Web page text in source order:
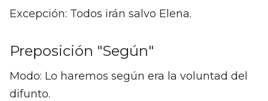
Excepción: Todos irán salvo Elena.
Preposición "Según"
Modo: Lo haremos según era la voluntad del
difunto.